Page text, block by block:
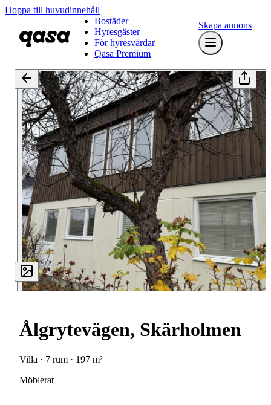
Hoppa till huvudinnehåll
Bostäder
Hyresgäster
För hyresvärdar
Qasa Premium
Skapa annons
Ålgrytevägen, Skärholmen
Villa · 7 rum · 197 m²
Möblerat